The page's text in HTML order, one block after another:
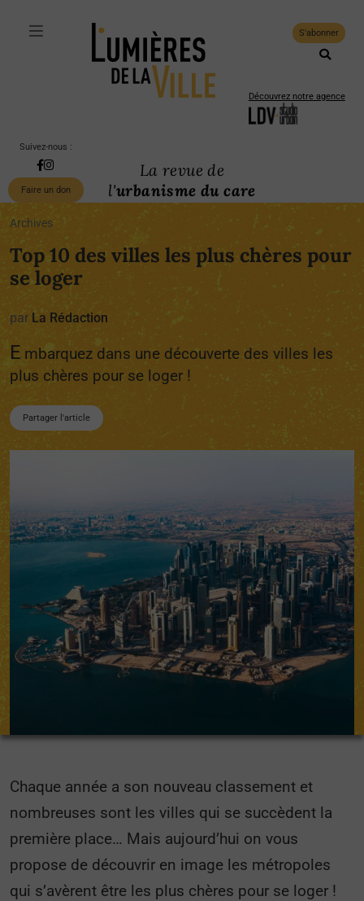
S'abonner
Découvrez notre agence
Suivez-nous :
Faire un don
La revue de
l'urbanisme du care
Archives
Top 10 des villes les plus chères pour
se loger
par La Rédaction
E mbarquez dans une découverte des villes les
plus chères pour se loger !
Partager l'article
Chaque année a son nouveau classement et
nombreuses sont les villes qui se succèdent la
première place… Mais aujourd’hui on vous
propose de découvrir en image les métropoles
qui s’avèrent être les plus chères pour se loger !